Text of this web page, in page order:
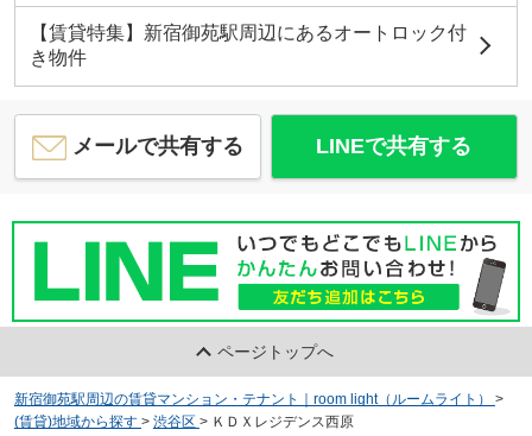
【賃貸特集】新宿御苑駅周辺にあるオートロック付
き物件
メールで共有する LINEで共有する
ページトップへ
新宿御苑駅周辺の賃貸マンション・テナント｜room light（ルームライト）
>
(賃貸)地域から探す > 渋谷区 > ＫＤＸレジデンス西原